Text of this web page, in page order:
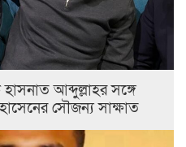
আব্দুল্লাহর সঙ্গে
সৌজন্য সাক্ষাত